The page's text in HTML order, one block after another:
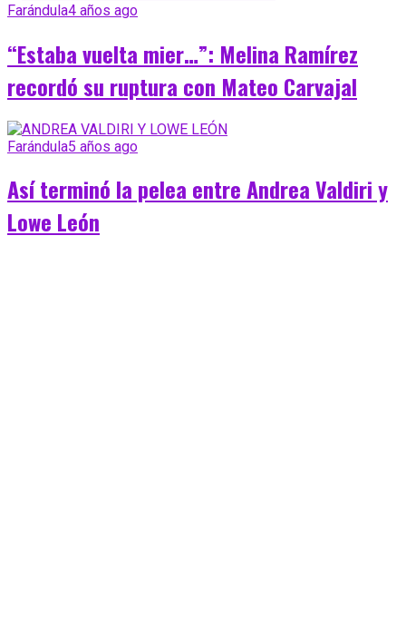
Farándula4 años ago
“Estaba vuelta mier…”: Melina Ramírez
recordó su ruptura con Mateo Carvajal
Farándula5 años ago
Así terminó la pelea entre Andrea Valdiri y
Lowe León